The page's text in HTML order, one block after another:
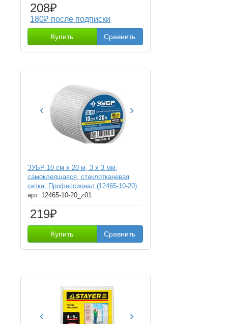
208₽
180₽ после подписки
Купить Сравнить
‹ ›
ЗУБР 10 см х 20 м, 3 х 3 мм,
самоклеящаяся, стеклотканевая
сетка, Профессионал (12465-10-20)
арт. 12465-10-20_z01
219₽
Купить Сравнить
‹ ›